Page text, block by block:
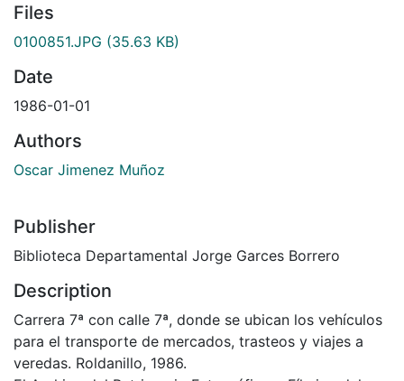
Files
0100851.JPG (35.63 KB)
Date
1986-01-01
Authors
Oscar Jimenez Muñoz
Publisher
Biblioteca Departamental Jorge Garces Borrero
Description
Carrera 7ª con calle 7ª, donde se ubican los vehículos
para el transporte de mercados, trasteos y viajes a
veredas. Roldanillo, 1986.